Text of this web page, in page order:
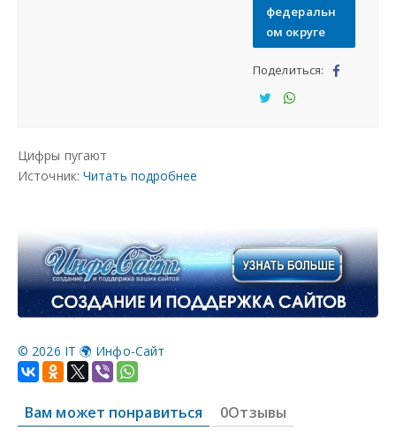
федеральн
ом округе
Поделиться:
Цифры пугают
Источник: Читать подробнее
© 2026 IT 🌍 Инфо-Сайт
Вам может понравиться 0Отзывы